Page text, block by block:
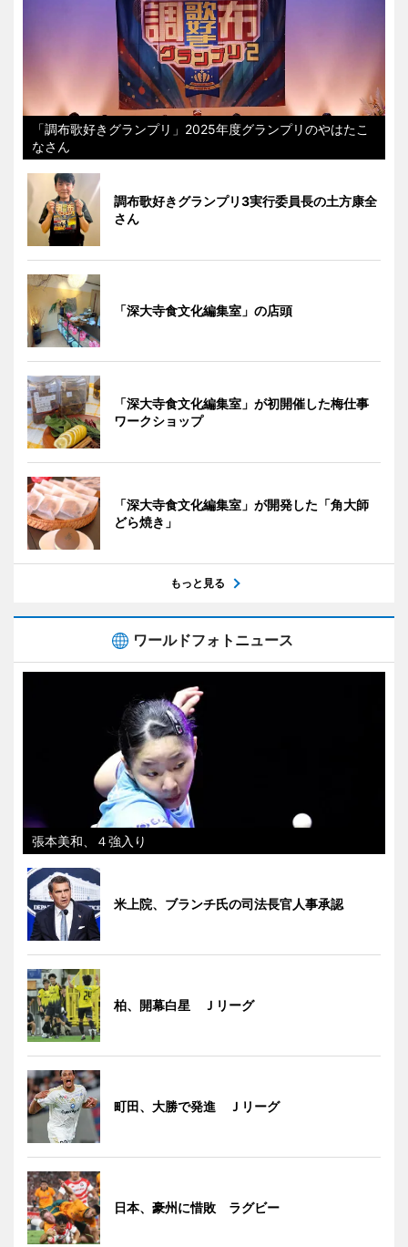
「調布歌好きグランプリ」2025年度グランプリのやはたこ
なさん
調布歌好きグランプリ3実行委員長の土方康全
さん
「深大寺食文化編集室」の店頭
「深大寺食文化編集室」が初開催した梅仕事
ワークショップ
「深大寺食文化編集室」が開発した「角大師
どら焼き」
もっと見る
ワールドフォトニュース
張本美和、４強入り
米上院、ブランチ氏の司法長官人事承認
柏、開幕白星 Ｊリーグ
町田、大勝で発進 Ｊリーグ
日本、豪州に惜敗 ラグビー